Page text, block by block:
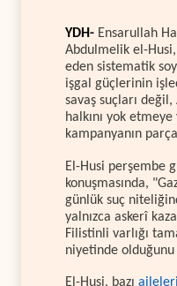
YDH- Ensarullah
Abdulmelik el-Husi,
eden sistematik
işgal güçlerinin
savaş suçları
halkını yok
kampanyanın
El-Husi perşembe
konuşmasında,
günlük suç
yalnızca askerî
Filistinli varlığı
niyetinde
El-Husi, bazı